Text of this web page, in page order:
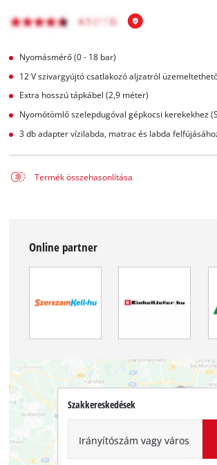
Nyomásmérő (0 - 18 bar)
12 V szivargyújtó csatlakozó aljzatról
Extra hosszú tápkábel (2,9 méter)
Nyomótömlő szelepdugóval gépkocsi kerekekhez
3 db adapter vízilabda, matrac és labda
Termék összehasonlítása
Online partner
Szakkereskedések
Irányítószám vagy város